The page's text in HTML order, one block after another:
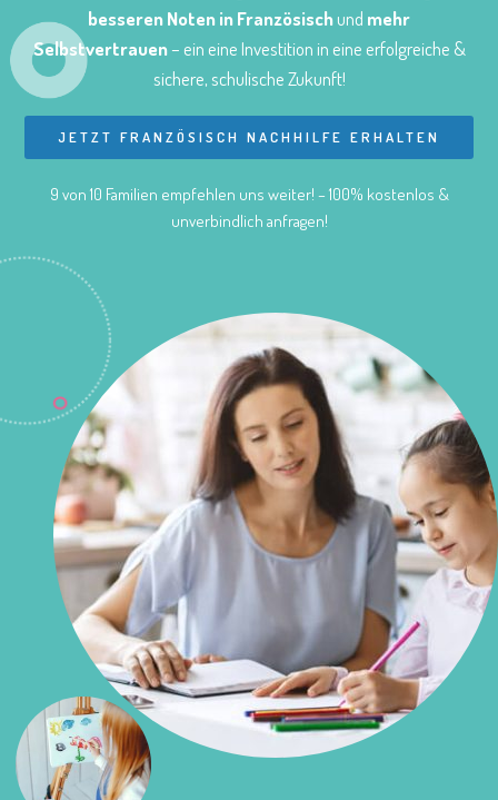
besseren Noten in Französischund mehr
Selbstvertrauen– ein eine Investition in eine erfolgreiche &
sichere, schulische Zukunft!
JETZT FRANZÖSISCH NACHHILFE ERHALTEN
9 von 10 Familien empfehlen uns weiter! – 100% kostenlos &
unverbindlich anfragen!